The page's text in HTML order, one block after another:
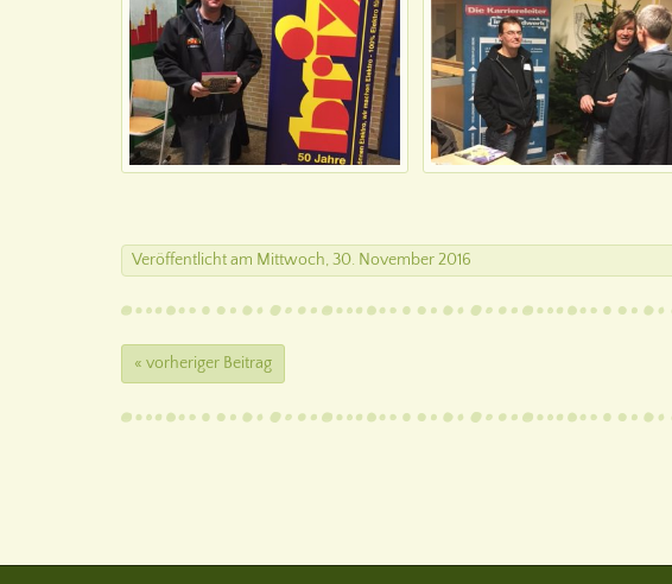
Veröffentlichtam Mittwoch, 30. November 2016
« vorheriger Beitrag